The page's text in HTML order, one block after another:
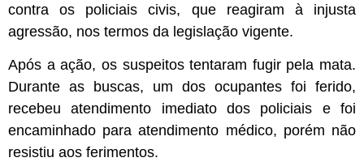
contra os policiais civis, que reagiram à injusta
agressão, nos termos da legislação vigente.
Após a ação, os suspeitos tentaram fugir pela mata.
Durante as buscas, um dos ocupantes foi ferido,
recebeu atendimento imediato dos policiais e foi
encaminhado para atendimento médico, porém não
resistiu aos ferimentos.